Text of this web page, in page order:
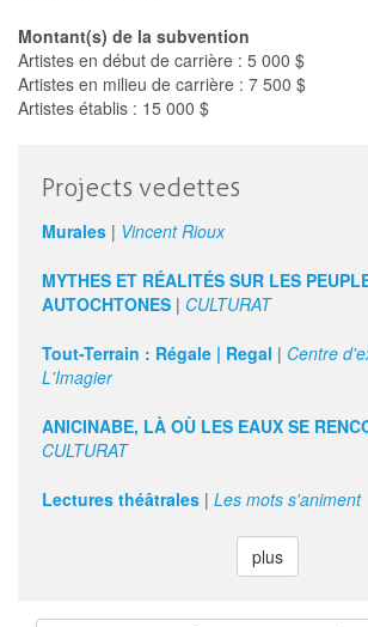
Montant(s) de la subvention
Artistes en début de carrière : 5 000 $
Artistes en milieu de carrière : 7 500 $
Artistes établis : 15 000 $
Projects vedettes
Murales | Vincent Rioux
MYTHES ET RÉALITÉS SUR LES
AUTOCHTONES | CULTURAT
Tout-Terrain : Régale | Regal | Centre
L'Imagier
ANICINABE, LÀ OÙ LES EAUX SE
CULTURAT
Lectures théâtrales | Les mots s'animent
plus